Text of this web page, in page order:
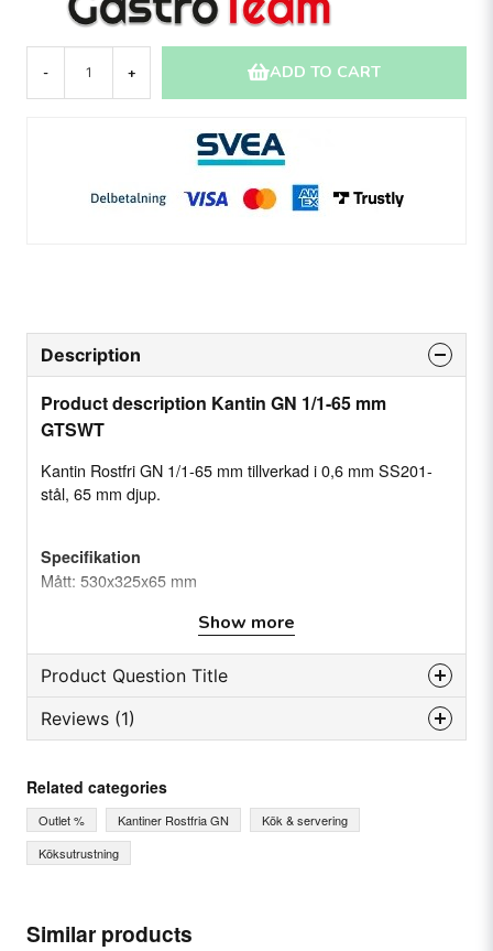
- + ADD TO CART
Similar products
Description
Product description Kantin GN 1/1-65 mm
GTSWT
Kantin Rostfri GN 1/1-65 mm tillverkad i 0,6 mm SS201-
stål, 65 mm djup.
Specifikation
Mått: 530x325x65 mm
Show more
Product Question Title
question
Ask us something about this product...
name
Name
email
Email
Reviews (1)
Jalokorva
4 months ago
Related categories
Outlet % Kantiner Rostfria GN
Kök & servering
Köksutrustning